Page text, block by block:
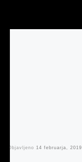
Objavljeno 14 februarja, 2019